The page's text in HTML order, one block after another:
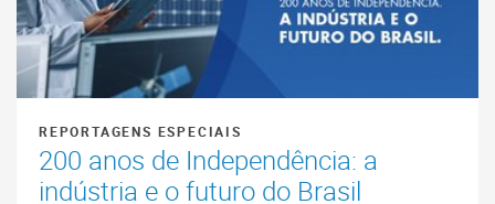
REPORTAGENS ESPECIAIS
200 anos de Independência: a
indústria e o futuro do Brasil